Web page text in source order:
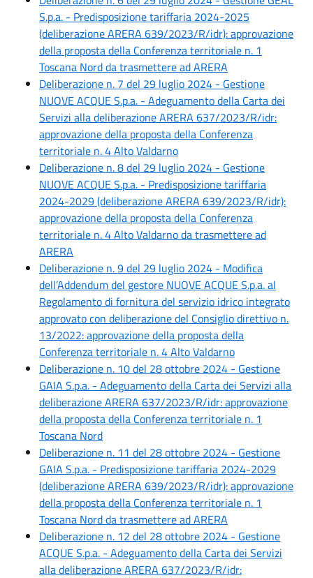
S.p.a. - Predisposizione tariffaria 2024-2025
(deliberazione ARERA 639/2023/R/idr): approvazione
della proposta della Conferenza territoriale n. 1
Toscana Nord da trasmettere ad ARERA
Deliberazione n. 7 del 29 luglio 2024 - Gestione
NUOVE ACQUE S.p.a. - Adeguamento della Carta dei
Servizi alla deliberazione ARERA 637/2023/R/idr:
approvazione della proposta della Conferenza
territoriale n. 4 Alto Valdarno
Deliberazione n. 8 del 29 luglio 2024 - Gestione
NUOVE ACQUE S.p.a. - Predisposizione tariffaria
2024-2029 (deliberazione ARERA 639/2023/R/idr):
approvazione della proposta della Conferenza
territoriale n. 4 Alto Valdarno da trasmettere ad
ARERA
Deliberazione n. 9 del 29 luglio 2024 - Modifica
dell’Addendum del gestore NUOVE ACQUE S.p.a. al
Regolamento di fornitura del servizio idrico integrato
approvato con deliberazione del Consiglio direttivo n.
13/2022: approvazione della proposta della
Conferenza territoriale n. 4 Alto Valdarno
Deliberazione n. 10 del 28 ottobre 2024 - Gestione
GAIA S.p.a. - Adeguamento della Carta dei Servizi alla
deliberazione ARERA 637/2023/R/idr: approvazione
della proposta della Conferenza territoriale n. 1
Toscana Nord
Deliberazione n. 11 del 28 ottobre 2024 - Gestione
GAIA S.p.a. - Predisposizione tariffaria 2024-2029
(deliberazione ARERA 639/2023/R/idr): approvazione
della proposta della Conferenza territoriale n. 1
Toscana Nord da trasmettere ad ARERA
Deliberazione n. 12 del 28 ottobre 2024 - Gestione
ACQUE S.p.a. - Adeguamento della Carta dei Servizi
alla deliberazione ARERA 637/2023/R/idr: